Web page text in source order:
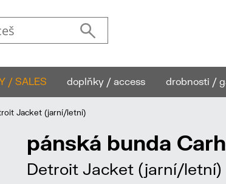
/ SALES doplňky / access drobnosti /
Jacket (jarní/letní)
pánská bunda
Detroit Jacket (jarní/letní)